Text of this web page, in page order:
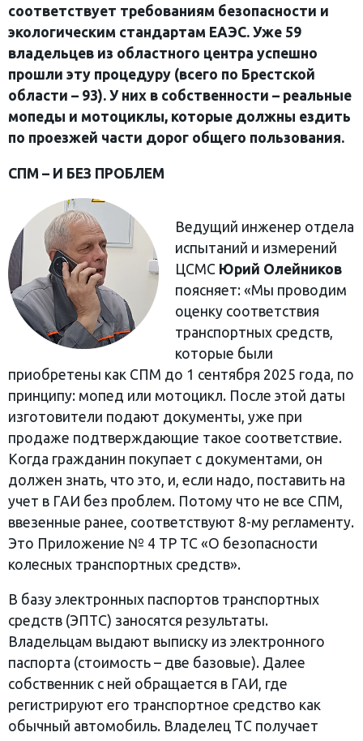
соответствует требованиям безопасности и
экологическим стандартам ЕАЭС. Уже 59
владельцев из областного центра успешно
прошли эту процедуру (всего по Брестской
области – 93). У них в собственности – реальные
мопеды и мотоциклы, которые должны ездить
по проезжей части дорог общего пользования.
СПМ – И БЕЗ ПРОБЛЕМ
Ведущий инженер отдела
испытаний и измерений
ЦСМС Юрий Олейников
поясняет: «Мы проводим
оценку соответствия
транспортных средств,
которые были
приобретены как СПМ до 1 сентября 2025 года, по
принципу: мопед или мотоцикл. После этой даты
изготовители подают документы, уже при
продаже подтверждающие такое соответствие.
Когда гражданин покупает с документами, он
должен знать, что это, и, если надо, поставить на
учет в ГАИ без проблем. Потому что не все СПМ,
ввезенные ранее, соответствуют 8-му регламенту.
Это Приложение № 4 ТР ТС «О безопасности
колесных транспортных средств».
В базу электронных паспортов транспортных
средств (ЭПТС) заносятся результаты.
Владельцам выдают выписку из электронного
паспорта (стоимость – две базовые). Далее
собственник с ней обращается в ГАИ, где
регистрируют его транспортное средство как
обычный автомобиль. Владелец ТС получает